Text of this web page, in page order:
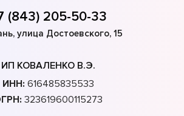
(843) 205-50-33
улица Достоевского, 15
ИП КОВАЛЕНКО В.Э.
ИНН: 616485835533
323619600115273